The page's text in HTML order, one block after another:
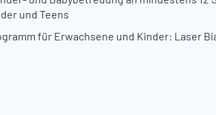
und Teens
für Erwachsene und Kinder: Laser